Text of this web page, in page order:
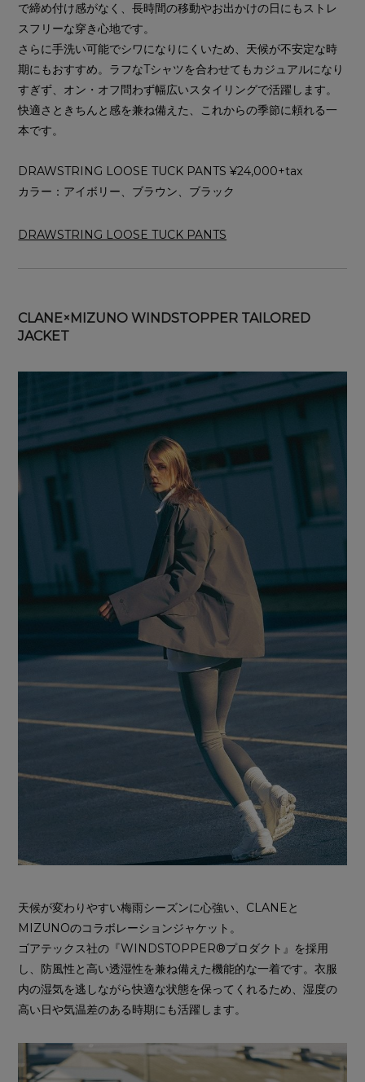
で締め付け感がなく、長時間の移動やお出かけの日にもストレ
スフリーな穿き心地です。
さらに手洗い可能でシワになりにくいため、天候が不安定な時
期にもおすすめ。ラフなTシャツを合わせてもカジュアルになり
すぎず、オン・オフ問わず幅広いスタイリングで活躍します。
快適さときちんと感を兼ね備えた、これからの季節に頼れる一
本です。
DRAWSTRING LOOSE TUCK PANTS ¥24,000+tax
カラー：アイボリー、ブラウン、ブラック
DRAWSTRING LOOSE TUCK PANTS
CLANE×MIZUNO WINDSTOPPER TAILORED
JACKET
天候が変わりやすい梅雨シーズンに心強い、CLANEと
MIZUNOのコラボレーションジャケット。
ゴアテックス社の『WINDSTOPPER®プロダクト』を採用
し、防風性と高い透湿性を兼ね備えた機能的な一着です。衣服
内の湿気を逃しながら快適な状態を保ってくれるため、湿度の
高い日や気温差のある時期にも活躍します。